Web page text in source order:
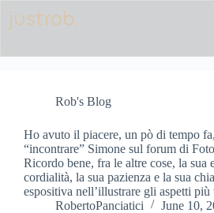
justrob.
Rob's Blog
Ho avuto il piacere, un pò di tempo
“incontrare” Simone sul forum di
Ricordo bene, fra le altre cose, la sua
cordialità, la sua pazienza e la sua
espositiva nell’illustrare gli aspetti
RobertoPanciatici
June 10,